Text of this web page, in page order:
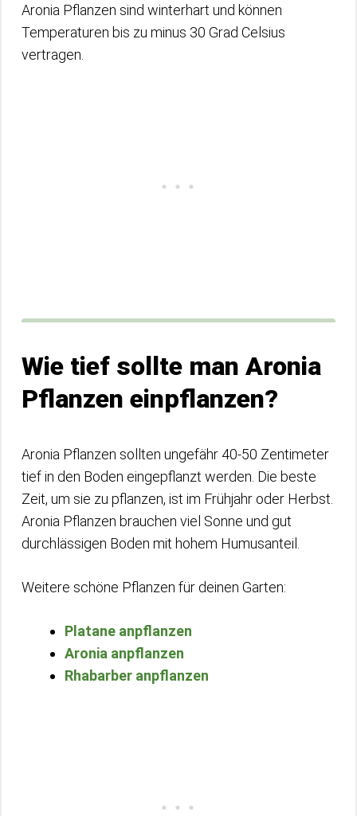
Aronia Pflanzen sind winterhart und können
Temperaturen bis zu minus 30 Grad Celsius
vertragen.
Wie tief sollte man Aronia
Pflanzen einpflanzen?
Aronia Pflanzen sollten ungefähr 40-50 Zentimeter
tief in den Boden eingepflanzt werden. Die beste
Zeit, um sie zu pflanzen, ist im Frühjahr oder Herbst.
Aronia Pflanzen brauchen viel Sonne und gut
durchlässigen Boden mit hohem Humusanteil.
Weitere schöne Pflanzen für deinen Garten:
Platane anpflanzen
Aronia anpflanzen
Rhabarber anpflanzen